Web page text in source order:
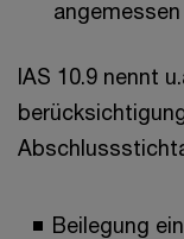
IAS 10.9 nennt
Beilegung